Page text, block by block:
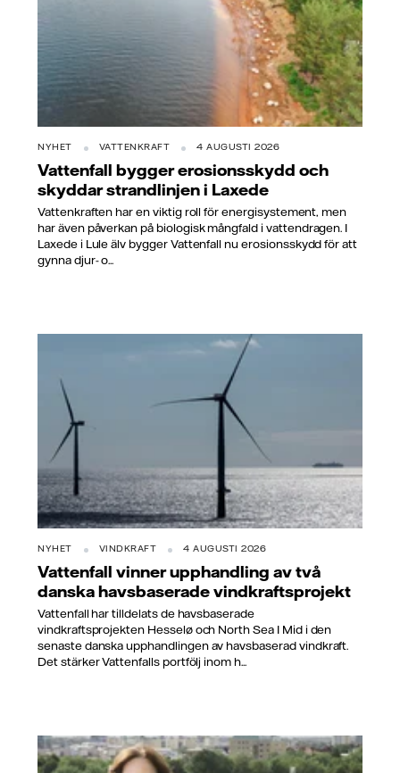
NYHET VATTENKRAFT 4 AUGUSTI 2026
Vattenfall bygger erosionsskydd och
skyddar strandlinjen i Laxede
Vattenkraften har en viktig roll för energisystement, men
har även påverkan på biologisk mångfald i vattendragen. I
Laxede i Lule älv bygger Vattenfall nu erosionsskydd för att
gynna djur- o...
NYHET VINDKRAFT 4 AUGUSTI 2026
Vattenfall vinner upphandling av två
danska havsbaserade vindkraftsprojekt
Vattenfall har tilldelats de havsbaserade
vindkraftsprojekten Hesselø och North Sea I Mid i den
senaste danska upphandlingen av havsbaserad vindkraft.
Det stärker Vattenfalls portfölj inom h...